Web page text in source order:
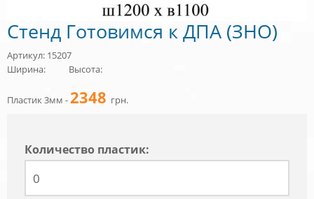
Стенд Готовимся к ДПА (ЗНО)
Артикул: 15207
Ширина:
Высота:
Пластик 3мм -2348 грн.
Количество пластик: